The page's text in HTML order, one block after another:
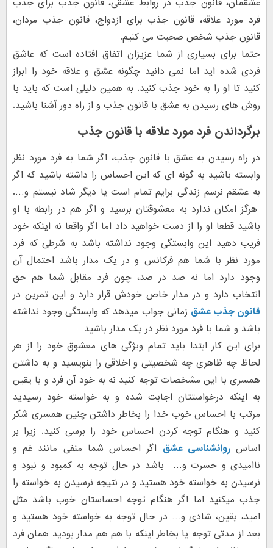
عشقمان، قانون جذب در روابط عشقی، قانون جذب برای جذب
فرد مورد علاقه، قانون جذب برای ازدواج، قانون جذب مردان،
قانون جذب شخص صحبت می کنیم.
حتما برای بسیاری از شما عزیزان اتفاق افتاده است که عاشق
فردی شده اید اما نمی دانید چگونه عشق و علاقه خود را ابراز
کنید تا او را به خود جذب کنید. به همین دلیلی است که باید با
روش های رسیدن به عشق با قانون جذب و از راه دور آشنا باشید.
برگرداندن فرد مورد علاقه با قانون جذب
در راه رسیدن به عشق با قانون جذب، اگر شما به فرد مورد نظر
وابسته باشید به گونه ای که این احساس را داشته باشید که اگر
به عشقم نرسم زندگی برایم تمام است یا دیگر شاد نیستم و….
هرگز امکان ندارد به معشوقتان برسید و اگر هم در رابطه با او
باشید قطعا او را از دست خواهید داد اما اگر واقعا نه اینکه خود
فریب دهید این وابستگی وجود نداشته باشد به شرطی که فرد
مورد نظر با شما هم فرکانس و در یک مدار باشد احتمال آن
وجود دارد اما نه صد در صد، چون فرد مقابل شما هم حق
انتخاب دارد و در مدار خاص خودش قرار دارد و این تمرین در
قانون جذب عشق زمانی جواب میدهد که وابستگی وجود نداشته
باشد و شما با فرد مورد نظر در یک مدار باشید
برای این کار ابتدا باید تمام ویژگی های معشوق خود را از هر
لحاظ چه ظاهری چه شخصیتی و اخلاقی را بنویسید و به داشتن
همسری با این مشخصات توجه کنید نه به خود آن فرد و با یقین
به اینکه درخواستتان اجابت شده و به خواسته خود رسیدید
مرتب با احساس خوب خدا را بخاطر داشتن چنین همسری شکر
کنید و هنگام توجه کردن احساس خود را برسی کنید. زیرا بر
اساسروانشناسی عشق اگر احساس شما منفی مانند غم و
ناامیدی و حسرت و… باشد در حال توجه به کمبود و نبود و
نرسیدن به خواسته خود هستید و در نتیجه نرسیدن به خواسته را
جذب میکنید اما اگر هنگام توجه احساستان خوب باشد مثل
امید، یقین، شادی و… در حال توجه به خواسته خود هستید و
بعد از مدتی توجه یا بخاطر اینکه با هم هم مدار بودید همان فرد